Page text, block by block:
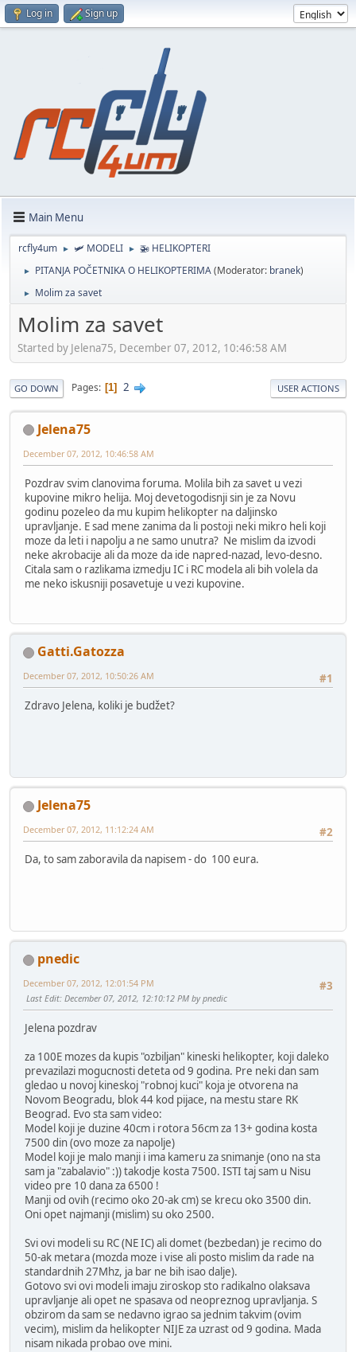
Log in Sign up
Main Menu
rcfly4um ► 🛩️ MODELI ► 🚁 HELIKOPTERI
► PITANJA POČETNIKA O HELIKOPTERIMA(Moderator: branek)
► Molim za savet
Molim za savet
Started by Jelena75, December 07, 2012, 10:46:58 AM
GO DOWN Pages 1 2 USER ACTIONS
Jelena75
December 07, 2012, 10:46:58 AM
Pozdrav svim clanovima foruma. Molila bih za savet u vezi
kupovine mikro helija. Moj devetogodisnji sin je za Novu
godinu pozeleo da mu kupim helikopter na daljinsko
upravljanje. E sad mene zanima da li postoji neki mikro heli koji
moze da leti i napolju a ne samo unutra? Ne mislim da izvodi
neke akrobacije ali da moze da ide napred-nazad, levo-desno.
Citala sam o razlikama izmedju IC i RC modela ali bih volela da
me neko iskusniji posavetuje u vezi kupovine.
Gatti.Gatozza
#1
December 07, 2012, 10:50:26 AM
Zdravo Jelena, koliki je budžet?
Jelena75
#2
December 07, 2012, 11:12:24 AM
Da, to sam zaboravila da napisem - do 100 eura.
pnedic
#3
December 07, 2012, 12:01:54 PM
Last Edit: December 07, 2012, 12:10:12 PM by pnedic
Jelena pozdrav
za 100E mozes da kupis "ozbiljan" kineski helikopter, koji daleko
prevazilazi mogucnosti deteta od 9 godina. Pre neki dan sam
gledao u novoj kineskoj "robnoj kuci" koja je otvorena na
Novom Beogradu, blok 44 kod pijace, na mestu stare RK
Beograd. Evo sta sam video:
Model koji je duzine 40cm i rotora 56cm za 13+ godina kosta
7500 din (ovo moze za napolje)
Model koji je malo manji i ima kameru za snimanje (ono na sta
sam ja "zabalavio" :)) takodje kosta 7500. ISTI taj sam u Nisu
video pre 10 dana za 6500 !
Manji od ovih (recimo oko 20-ak cm) se krecu oko 3500 din.
Oni opet najmanji (mislim) su oko 2500.
Svi ovi modeli su RC (NE IC) ali domet (bezbedan) je recimo do
50-ak metara (mozda moze i vise ali posto mislim da rade na
standardnih 27Mhz, ja bar ne bih isao dalje).
Gotovo svi ovi modeli imaju ziroskop sto radikalno olaksava
upravljanje ali opet ne spasava od neopreznog upravljanja. S
obzirom da sam se nedavno igrao sa jednim takvim (ovim
vecim), mislim da helikopter NIJE za uzrast od 9 godina. Mada
nisam nikada probao ove mini.